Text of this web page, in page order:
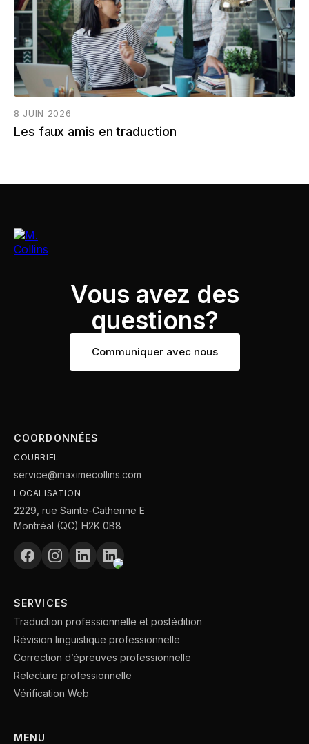
8 JUIN 2026
Les faux amis en traduction
Vous avez des
questions?
Communiquer avec nous
COORDONNÉES
COURRIEL
service@maximecollins.com
LOCALISATION
2229, rue Sainte-Catherine E
Montréal (QC) H2K 0B8
SERVICES
Traduction professionnelle et postédition
Révision linguistique professionnelle
Correction d’épreuves professionnelle
Relecture professionnelle
Vérification Web
MENU